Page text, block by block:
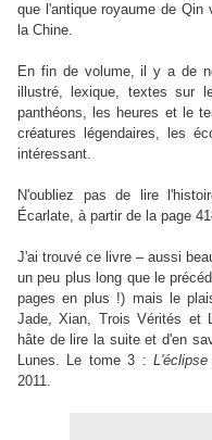
que l'antique royaume de
la Chine.
En fin de volume, il y a de
illustré, lexique, textes sur
panthéons, les heures et le
créatures légendaires, les
intéressant.
N'oubliez pas de lire
Écarlate, à partir de la page
J'ai trouvé ce livre – aussi
un peu plus long que le
pages en plus !) mais le
Jade, Xian, Trois Vérités et
hâte de lire la suite et d'en
Lunes. Le tome 3 :
2011.